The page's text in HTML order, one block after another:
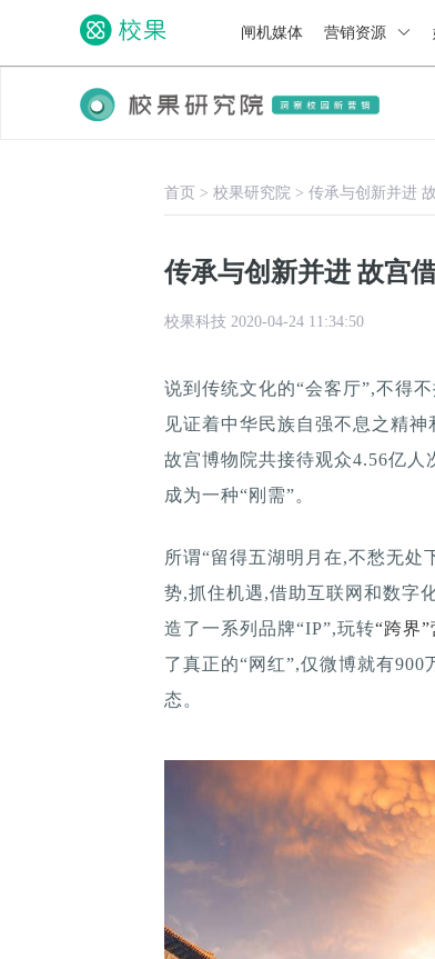
闸机媒体 营销资源
首页 > 校果研究院 > 传承与创新并进
传承与创新并进 故宫
校果科技 2020-04-24 11:34:50
说到传统文化的“会客厅”,不得
见证着中华民族自强不息之精
故宫博物院共接待观众4.56亿人
成为一种“刚需”。
所谓“留得五湖明月在,不愁无处
势,抓住机遇,借助互联网和数字
造了一系列品牌“IP”,玩转“跨界”
了真正的“网红”,仅微博就有
态。